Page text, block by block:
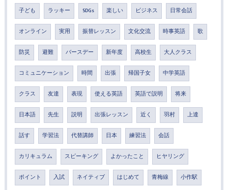
子ども ラッキー SDGs 楽しい ビジネス 日常会話
オンライン 実用 振替レッスン 文化交流 時事英語 歌
防災 避難 バースデー 新年度 高校生 大人クラス
コミュニケーション 時間 出張 帰国子女 中学英語
クラス 友達 表現 使える英語 英語で説明 将来
日本語 先生 説明 出張レッスン 近く 羽村 上達
話す 学習法 代替講師 日本 練習法 会話
カリキュラム スピーキング よかったこと ヒヤリング
ポイント 入試 ネイティブ はじめて 青梅線 小作駅